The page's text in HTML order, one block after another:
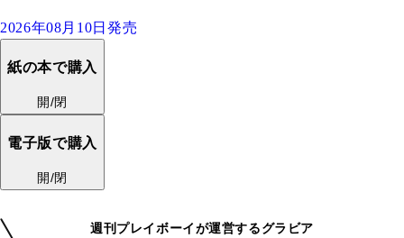
2026年08月10日発売
紙の本で購入
開/閉
電子版で購入
開/閉
週刊プレイボーイが運営するグラビア